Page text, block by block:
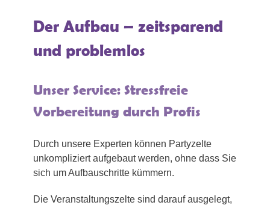
Der Aufbau – zeitsparend
und problemlos
Unser Service: Stressfreie
Vorbereitung durch Profis
Durch unsere Experten können Partyzelte
unkompliziert aufgebaut werden, ohne dass Sie
sich um Aufbauschritte kümmern.
Die Veranstaltungszelte sind darauf ausgelegt,